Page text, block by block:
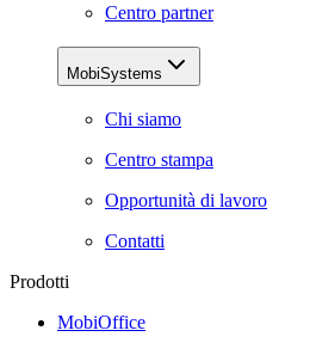
Centro partner
MobiSystems
Chi siamo
Centro stampa
Opportunità di lavoro
Contatti
Prodotti
MobiOffice